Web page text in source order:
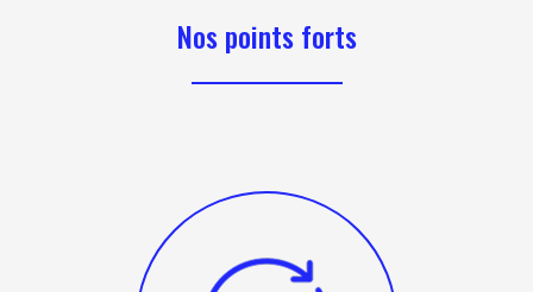
Nos points forts